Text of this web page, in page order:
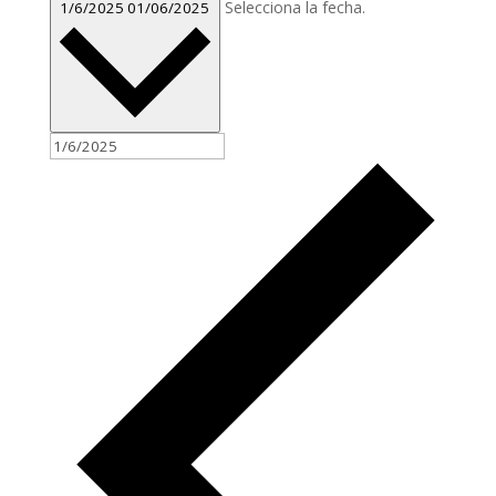
1/6/202501/06/2025 Selecciona la fecha.